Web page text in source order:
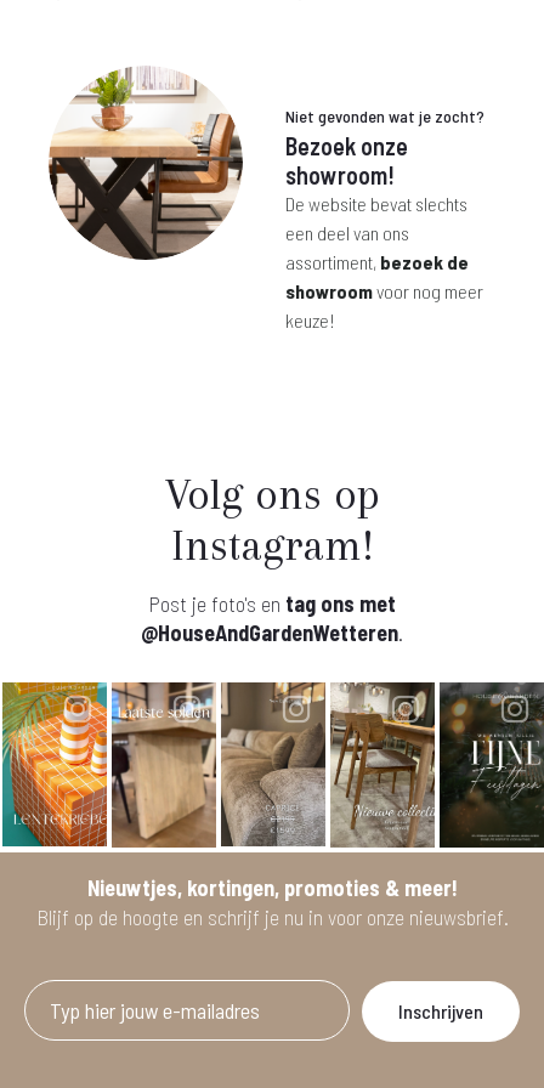
Niet gevonden wat je zocht?
Bezoek onze
showroom!
De website bevat slechts
een deel van ons
assortiment, bezoek de
showroomvoor nog meer
keuze!
Volg ons op
Instagram!
Post je foto's en tag ons met
@HouseAndGardenWetteren.
Nieuwtjes, kortingen, promoties & meer!
Blijf op de hoogte en schrijf je nu in voor onze nieuwsbrief.